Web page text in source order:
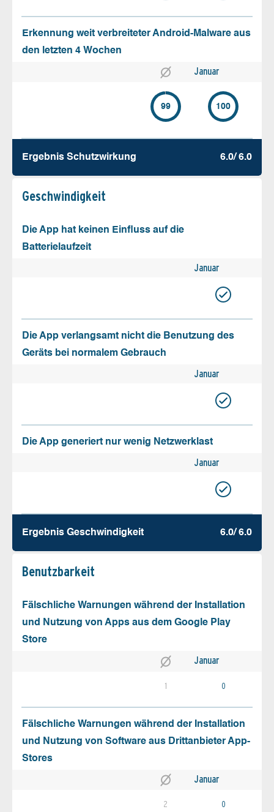
Erkennung weit verbreiteter Android-Malware aus
den letzten 4 Wochen
Januar
99 100
Ergebnis Schutz­wirkung 6.0/ 6.0
Geschw­indigkeit
Die App hat keinen Einfluss auf die
Batterielaufzeit
Januar
Die App verlangsamt nicht die Benutzung des
Geräts bei normalem Gebrauch
Januar
Die App generiert nur wenig Netzwerklast
Januar
Ergebnis Geschw­indigkeit 6.0/ 6.0
Benutz­barkeit
Fälschliche Warnungen während der Installation
und Nutzung von Apps aus dem Google Play
Store
Januar
1 0
Fälschliche Warnungen während der Installation
und Nutzung von Software aus Drittanbieter App-
Stores
Januar
2 0